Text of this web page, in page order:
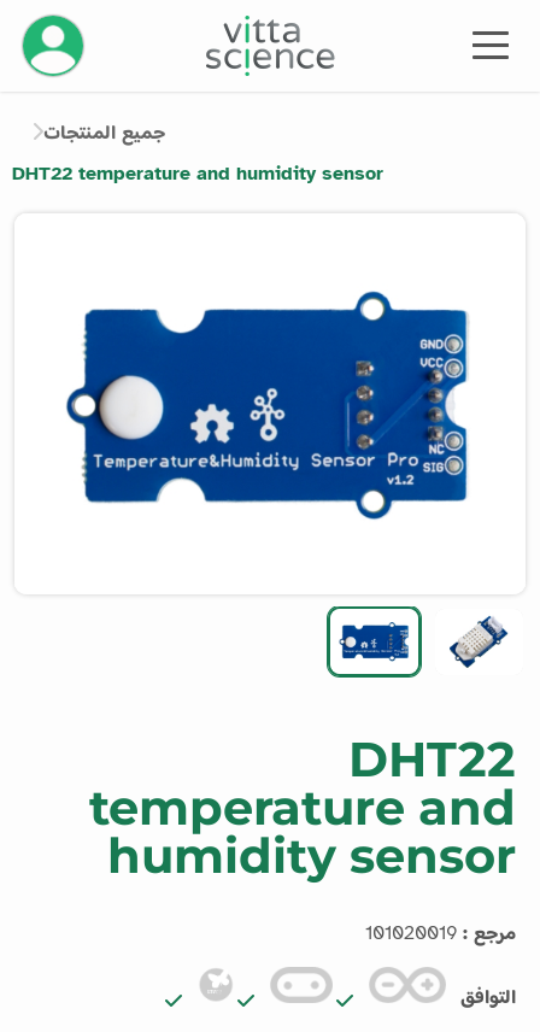
إدارة
جميع المنتجات
DHT22 temperature and humidity sensor
DHT22
temperature and
humidity sensor
مرجع :
التوافق